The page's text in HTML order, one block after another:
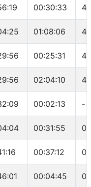
00:30:33
01:08:06
00:25:31
02:04:10
00:02:13 -
00:31:55
00:37:12
00:04:45